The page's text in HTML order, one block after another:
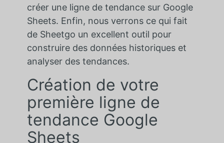
créer une ligne de tendance sur Google
Sheets. Enfin, nous verrons ce qui fait
de Sheetgo un excellent outil pour
construire des données historiques et
analyser des tendances.
Création de votre
première ligne de
tendance Google
Sheets